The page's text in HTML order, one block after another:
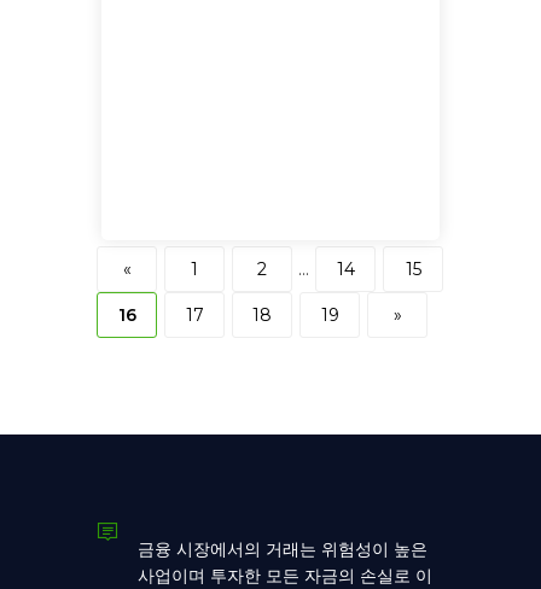
« 1 2 ... 14 15
16 17 18 19 »
금융 시장에서의 거래는 위험성이 높은
사업이며 투자한 모든 자금의 손실로 이